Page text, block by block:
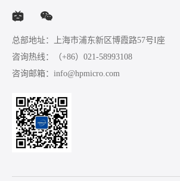
总部地址：上海市浦东新区博霞路57号I座
咨询热线：
（+86）021-58993108
咨询邮箱： info@hpmicro.com